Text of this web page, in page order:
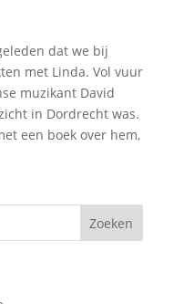
dat we bij
met Linda. Vol vuur
muzikant David
in Dordrecht was.
een boek over hem,